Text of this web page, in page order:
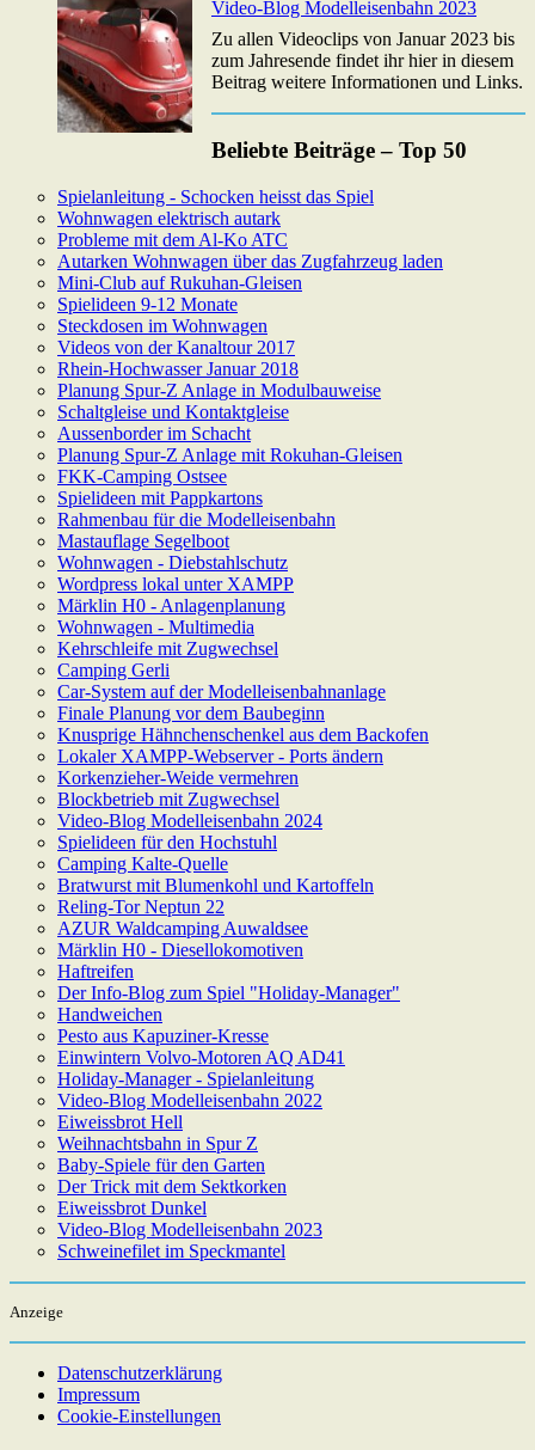
Video-Blog Modelleisenbahn 2023
Zu allen Videoclips von Januar 2023 bis
zum Jahresende findet ihr hier in diesem
Beitrag weitere Informationen und Links.
Beliebte Beiträge – Top 50
Spielanleitung - Schocken heisst das Spiel
Wohnwagen elektrisch autark
Probleme mit dem Al-Ko ATC
Autarken Wohnwagen über das Zugfahrzeug laden
Mini-Club auf Rukuhan-Gleisen
Spielideen 9-12 Monate
Steckdosen im Wohnwagen
Videos von der Kanaltour 2017
Rhein-Hochwasser Januar 2018
Planung Spur-Z Anlage in Modulbauweise
Schaltgleise und Kontaktgleise
Aussenborder im Schacht
Planung Spur-Z Anlage mit Rokuhan-Gleisen
FKK-Camping Ostsee
Spielideen mit Pappkartons
Rahmenbau für die Modelleisenbahn
Mastauflage Segelboot
Wohnwagen - Diebstahlschutz
Wordpress lokal unter XAMPP
Märklin H0 - Anlagenplanung
Wohnwagen - Multimedia
Kehrschleife mit Zugwechsel
Camping Gerli
Car-System auf der Modelleisenbahnanlage
Finale Planung vor dem Baubeginn
Knusprige Hähnchenschenkel aus dem Backofen
Lokaler XAMPP-Webserver - Ports ändern
Korkenzieher-Weide vermehren
Blockbetrieb mit Zugwechsel
Video-Blog Modelleisenbahn 2024
Spielideen für den Hochstuhl
Camping Kalte-Quelle
Bratwurst mit Blumenkohl und Kartoffeln
Reling-Tor Neptun 22
AZUR Waldcamping Auwaldsee
Märklin H0 - Diesellokomotiven
Haftreifen
Der Info-Blog zum Spiel "Holiday-Manager"
Handweichen
Pesto aus Kapuziner-Kresse
Einwintern Volvo-Motoren AQ AD41
Holiday-Manager - Spielanleitung
Video-Blog Modelleisenbahn 2022
Eiweissbrot Hell
Weihnachtsbahn in Spur Z
Baby-Spiele für den Garten
Der Trick mit dem Sektkorken
Eiweissbrot Dunkel
Video-Blog Modelleisenbahn 2023
Schweinefilet im Speckmantel
Anzeige
Datenschutzerklärung
Impressum
Cookie-Einstellungen